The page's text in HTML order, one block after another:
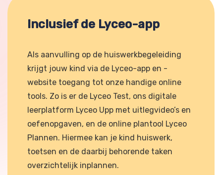
Inclusief de Lyceo-app
Als aanvulling op de huiswerkbegeleiding
krijgt jouw kind via de Lyceo-app en -
website toegang tot onze handige online
tools. Zo is er de Lyceo Test, ons digitale
leerplatform Lyceo Upp met uitlegvideo’s en
oefenopgaven, en de online plantool Lyceo
Plannen. Hiermee kan je kind huiswerk,
toetsen en de daarbij behorende taken
overzichtelijk inplannen.